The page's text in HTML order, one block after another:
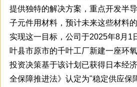
提供独特的解决方案，重点开发半
子元件用材料，预计未来这些材料
实现这一目标，公司于2025年8月1
叶县市原市的千叶工厂新建一座环
投资决策基于该计划已获得日本经
全保障推进法》认定为"稳定供应保